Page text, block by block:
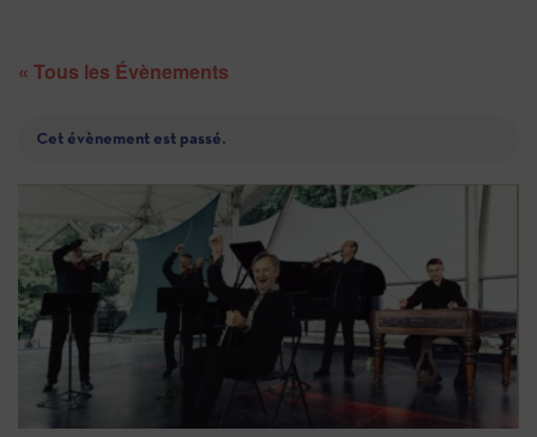
« Tous les Évènements
Cet évènement est passé.